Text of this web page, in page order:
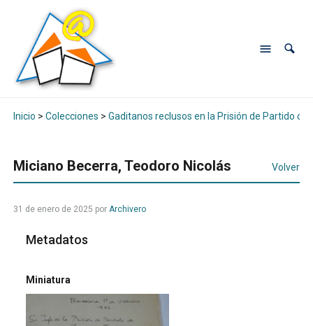
Inicio > Colecciones > Gaditanos reclusos en la Prisión de Partido de
Miciano Becerra, Teodoro Nicolás Volver
31 de enero de 2025 por Archivero
Metadatos
Miniatura